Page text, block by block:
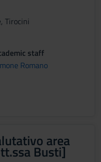
Tirocini
staff
Romano
area
Busti]